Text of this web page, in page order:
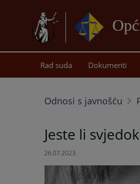
Rad suda Dokumenti
Odnosi s javnošću
Jeste li
26.07.2023.